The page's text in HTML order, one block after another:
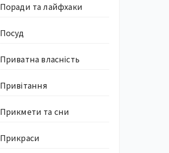
Поради та лайфхаки
Посуд
Приватна власність
Привітання
Прикмети та сни
Прикраси